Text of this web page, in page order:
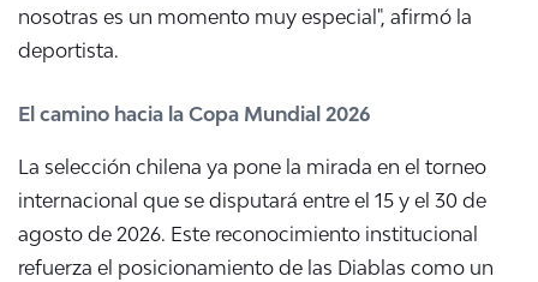
nosotras es un momento muy especial", afirmó la
deportista.
El camino hacia la Copa Mundial 2026
La selección chilena ya pone la mirada en el torneo
internacional que se disputará entre el 15 y el 30 de
agosto de 2026. Este reconocimiento institucional
refuerza el posicionamiento de las Diablas como un